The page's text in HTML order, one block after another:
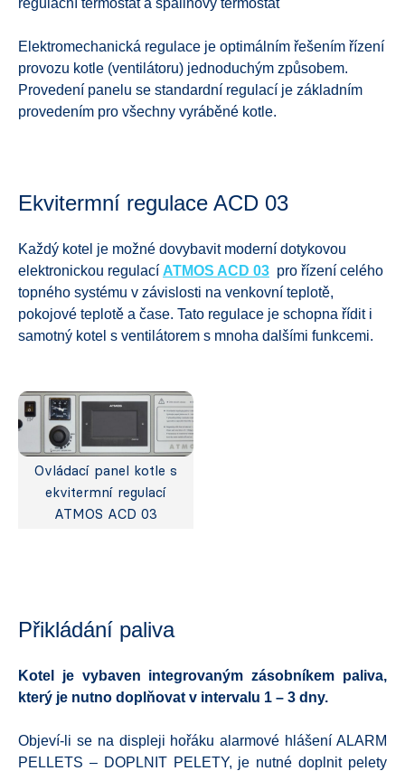
regulační termostat a spalinový termostat
Elektromechanická regulace je optimálním řešením řízení
provozu kotle (ventilátoru) jednoduchým způsobem.
Provedení panelu se standardní regulací je základním
provedením pro všechny vyráběné kotle.
Ekvitermní regulace ACD 03
Každý kotel je možné dovybavit moderní dotykovou
elektronickou regulací ATMOS ACD 03 pro řízení celého
topného systému v závislosti na venkovní teplotě,
pokojové teplotě a čase. Tato regulace je schopna řídit i
samotný kotel s ventilátorem s mnoha dalšími funkcemi.
Ovládací panel kotle s
ekvitermní regulací
ATMOS ACD 03
Přikládání paliva
Kotel je vybaven integrovaným zásobníkem paliva,
který je nutno doplňovat v intervalu 1 – 3 dny.
Objeví-li se na displeji hořáku alarmové hlášení ALARM
PELLETS – DOPLNIT PELETY, je nutné doplnit pelety